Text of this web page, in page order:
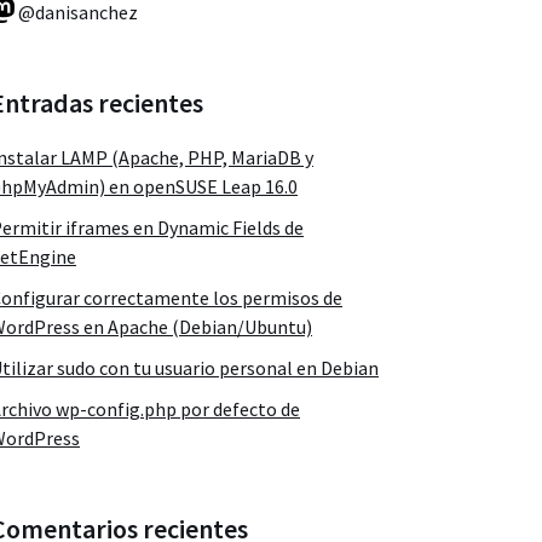
@danisanchez
recientes
LAMP (Apache, PHP, MariaDB y
en openSUSE Leap 16.0
iframes en Dynamic Fields de
correctamente los permisos de
en Apache (Debian/Ubuntu)
sudo con tu usuario personal en Debian
wp-config.php por defecto de
recientes